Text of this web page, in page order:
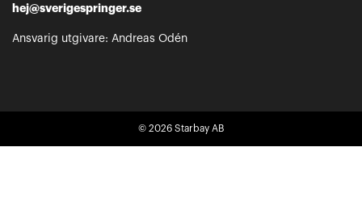
hej@sverigespringer.se
Ansvarig utgivare: Andreas Odén
© 2026 Starbay AB